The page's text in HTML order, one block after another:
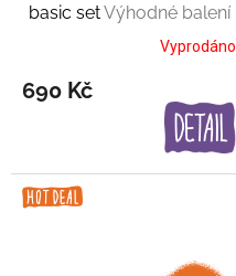
basic setVýhodné balení
Vyprodáno
690 Kč